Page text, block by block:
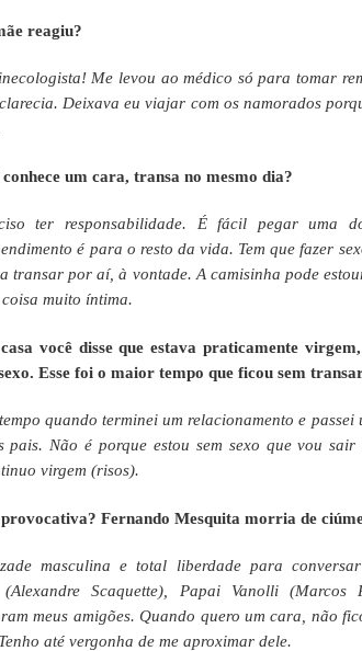
reagiu?
Me levou ao médico só para tomar
Deixava eu viajar com os namorados
um cara, transa no mesmo dia?
ter responsabilidade. É fácil pegar uma
é para o resto da vida. Tem que fazer
transar por aí, à vontade. A camisinha pode
muito íntima.
você disse que estava praticamente
Esse foi o maior tempo que ficou sem
quando terminei um relacionamento e passei
pais. Não é porque estou sem sexo que vou sair
virgem (risos).
provocativa? Fernando Mesquita morria de
masculina e total liberdade para
Scaquette), Papai Vanolli (Marcos
meus amigões. Quando quero um cara, não
até vergonha de me aproximar dele.